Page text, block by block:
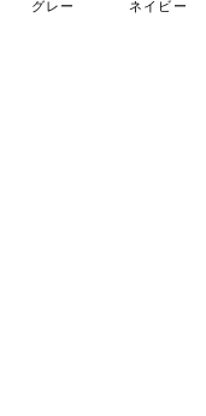
グレー ネイビー